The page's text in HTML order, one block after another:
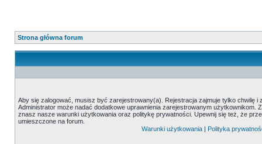
Strona główna forum
Aby się zalogować, musisz być zarejestrowany(a). Rejestracja zajmuje tylko chwilę i
Administrator może nadać dodatkowe uprawnienia zarejestrowanym użytkownikom.
znasz nasze warunki użytkowania oraz politykę prywatności. Upewnij się też, że
umieszczone na forum.
Warunki użytkowania | Polityka